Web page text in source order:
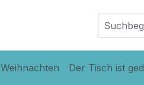
Weihnachten Der Tisch ist